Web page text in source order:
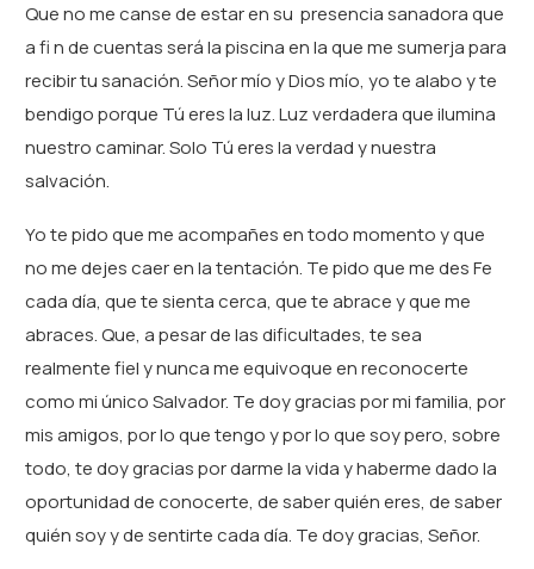
Que no me canse de estar en su presencia sanadora que
a fi n de cuentas será la piscina en la que me sumerja para
recibir tu sanación. Señor mío y Dios mío, yo te alabo y te
bendigo porque Tú eres la luz. Luz verdadera que ilumina
nuestro caminar. Solo Tú eres la verdad y nuestra
salvación.
Yo te pido que me acompañes en todo momento y que
no me dejes caer en la tentación. Te pido que me des Fe
cada día, que te sienta cerca, que te abrace y que me
abraces. Que, a pesar de las dificultades, te sea
realmente fiel y nunca me equivoque en reconocerte
como mi único Salvador. Te doy gracias por mi familia, por
mis amigos, por lo que tengo y por lo que soy pero, sobre
todo, te doy gracias por darme la vida y haberme dado la
oportunidad de conocerte, de saber quién eres, de saber
quién soy y de sentirte cada día. Te doy gracias, Señor.